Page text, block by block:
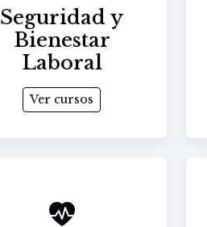
Seguridad y
Bienestar
Laboral
Ver cursos